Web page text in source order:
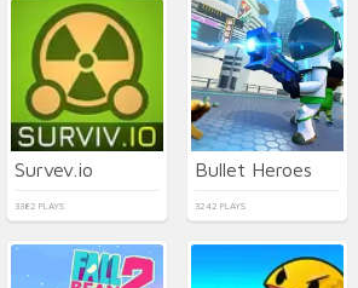
Survev.io
3382 PLAYS
Bullet Heroes
3242 PLAYS